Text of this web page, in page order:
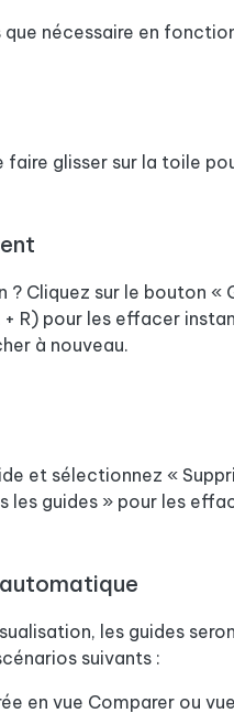
nécessaire en
faire glisser sur la toile
? Cliquez sur le bouton «
R) pour les effacer
à nouveau.
et sélectionnez «
les guides » pour les
les guides
suivants :
en vue Comparer ou